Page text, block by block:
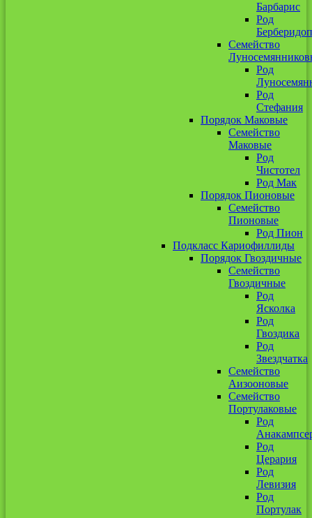
Барбарис
Род
Семейство
Род
Род
Стефания
Порядок Маковые
Семейство
Маковые
Род
Чистотел
Род Мак
Порядок Пионовые
Семейство
Пионовые
Род Пион
Подкласс Кариофиллиды
Порядок Гвоздичные
Семейство
Гвоздичные
Род
Ясколка
Род
Гвоздика
Род
Звездчатка
Семейство
Аизооновые
Семейство
Портулаковые
Род
Род
Церария
Род
Левизия
Род
Портулак